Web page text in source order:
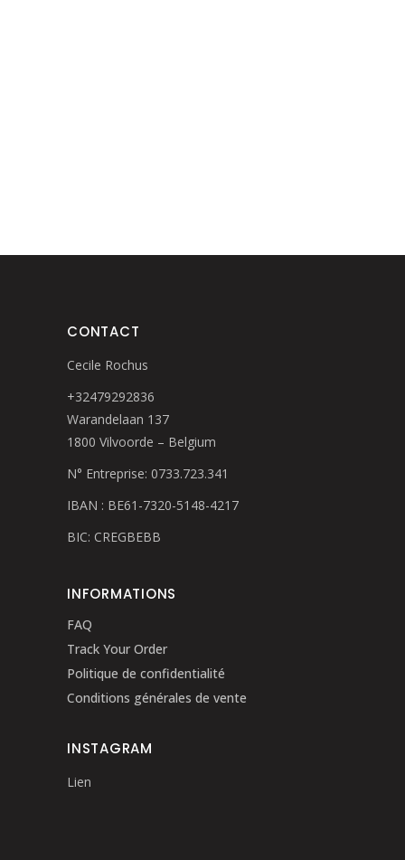
CONTACT
Cecile Rochus
+32479292836
Warandelaan 137
1800 Vilvoorde – Belgium
N° Entreprise: 0733.723.341
IBAN : BE61-7320-5148-4217
BIC: CREGBEBB
INFORMATIONS
FAQ
Track Your Order
Politique de confidentialité
Conditions générales de vente
INSTAGRAM
Lien